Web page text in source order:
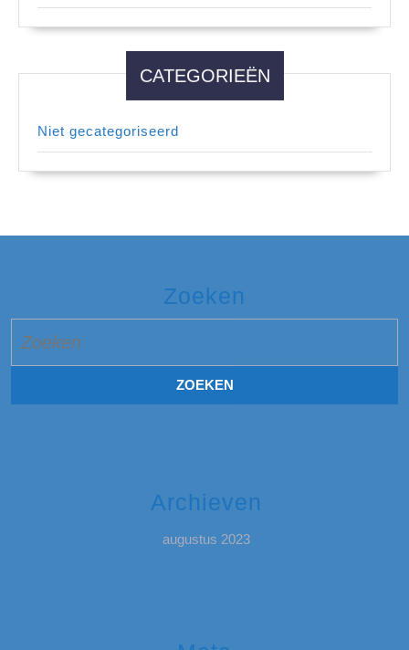
CATEGORIEËN
Niet gecategoriseerd
Zoeken
naar:
Archieven
augustus 2023